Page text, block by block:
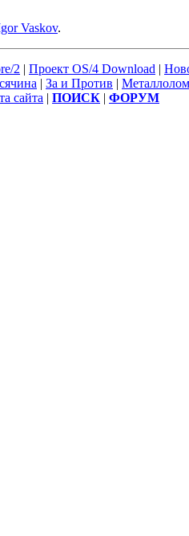
Vaskov.
2 | Проект OS/4 Download |
| За и Против | Металлолом
сайта | ПОИСК | ФОРУМ